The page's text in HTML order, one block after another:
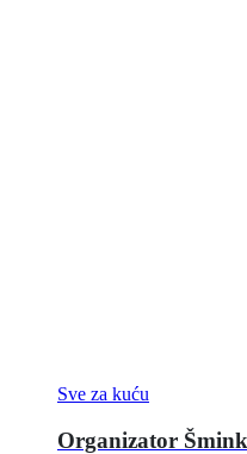
Sve za kuću
Organizator